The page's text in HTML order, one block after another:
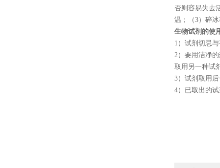
否则容易失去
温；（3）碎
生物试剂的使
1 ）试剂切忌
2）要用洁净
取用另一种试
3）试剂取用
4）已取出的